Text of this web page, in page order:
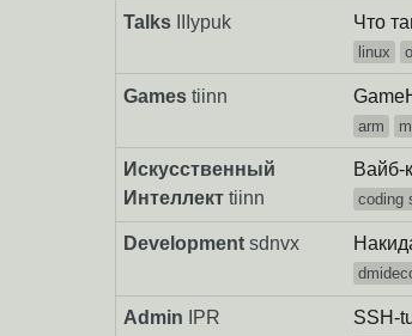
Talks IIIypuk Что
linux
Games tiinn
arm
Искусственный
Интеллект tiinn
Вайб-
coding
Development sdnvx
Admin IPR SSH-